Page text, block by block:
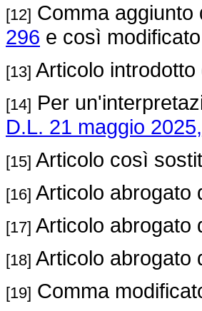
[12] Comma
296 e così
[13] Articolo
[14] Per
D.L. 21 maggio
[15] Articolo così
[16] Articolo abrogato
[17] Articolo abrogato
[18] Articolo abrogato
[19] Comma